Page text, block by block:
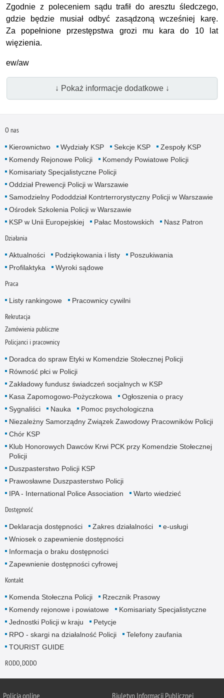
Zgodnie z poleceniem sądu trafił do aresztu śledczego,
gdzie będzie musiał odbyć zasądzoną wcześniej karę.
Za popełnione przestępstwa grozi mu kara do 10 lat
więzienia.
ew/aw
↓ Pokaż informacje dodatkowe ↓
O nas
Kierownictwo Wydziały KSP Sekcje KSP
Zespoły KSP
Komendy Rejonowe Policji
Komendy Powiatowe Policji
Komisariaty Specjalistyczne Policji
Oddział Prewencji Policji w Warszawie
Samodzielny Pododdział Kontrterrorystyczny Policji w Warszawie
Ośrodek Szkolenia Policji w Warszawie
KSP w Unii Europejskiej
Pałac Mostowskich Nasz Patron
Działania
Aktualności Podziękowania i listy
Poszukiwania
Profilaktyka
Wyroki sądowe
Praca
Listy rankingowe Pracownicy cywilni
Rekrutacja
Zamówienia publiczne
Policjanci i pracownicy
Doradca do spraw Etyki w Komendzie Stołecznej Policji
Równość płci w Policji
Zakładowy fundusz świadczeń socjalnych w KSP
Kasa Zapomogowo-Pożyczkowa
Ogłoszenia o pracy
Sygnaliści
Nauka
Pomoc psychologiczna
Niezależny Samorządny Związek Zawodowy Pracowników Policji
Chór KSP
Klub Honorowych Dawców Krwi PCK przy Komendzie Stołecznej
Policji
Duszpasterstwo Policji KSP
Prawosławne Duszpasterstwo Policji
IPA - International Police Association
Warto wiedzieć
Dostępność
Deklaracja dostępności Zakres działalności
e-usługi
Wniosek o zapewnienie dostępności
Informacja o braku dostępności
Zapewnienie dostępności cyfrowej
Kontakt
Komenda Stołeczna Policji
Rzecznik Prasowy
Komendy rejonowe i powiatowe
Komisariaty Specjalistyczne
Jednostki Policji w kraju
Petycje
RPO - skargi na działalność Policji
Telefony zaufania
TOURIST GUIDE
RODO, DODO
Policja online Biuletyn Informacji Publicznej